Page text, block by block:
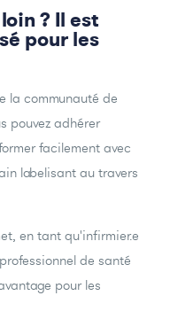
? Il est
pour les
la communauté de
pouvez adhérer
facilement avec
labelisant au travers
en tant qu'infirmier.e
de santé
pour les